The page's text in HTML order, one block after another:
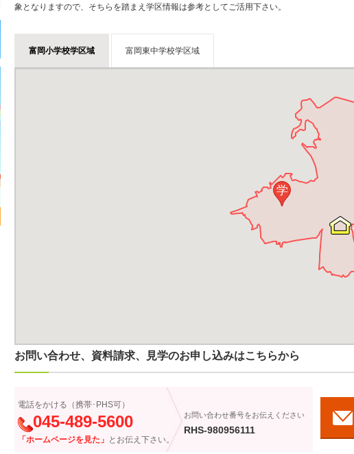
象となりますので、そちらを踏まえ学区情報は参考としてご活用下さい。
富岡小学校学区域 富岡東中学校学区域
学
お問い合わせ、資料請求、見学のお申し込みはこちらから
電話をかける（携帯･PHS可）
045-489-5600
「ホームページを見た」 とお伝え下さい。
お問い合わせ番号をお伝えください
RHS-980956111